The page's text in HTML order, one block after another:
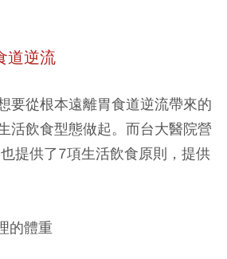
道逆流
要從根本遠離胃食道逆流帶來的
活飲食型態做起。而台大醫院營
提供了7項生活飲食原則，提供
的體重